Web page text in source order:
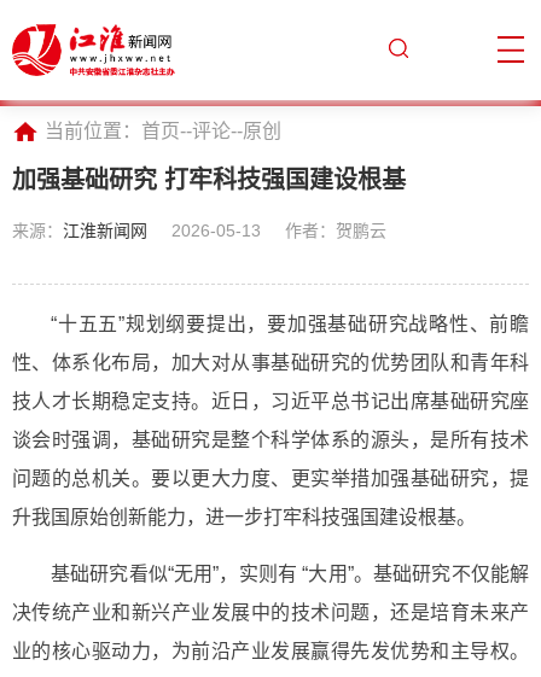
当前位置： 首页--评论--原创
加强基础研究 打牢科技强国建设根基
来源： 江淮新闻网 2026-05-13 作者：贺鹏云
“十五五”规划纲要提出，要加强基础研究战略性、前瞻
性、体系化布局，加大对从事基础研究的优势团队和青年科
技人才长期稳定支持。近日，习近平总书记出席基础研究座
谈会时强调，基础研究是整个科学体系的源头，是所有技术
问题的总机关。要以更大力度、更实举措加强基础研究，提
升我国原始创新能力，进一步打牢科技强国建设根基。
基础研究看似“无用”，实则有 “大用”。基础研究不仅能解
决传统产业和新兴产业发展中的技术问题，还是培育未来产
业的核心驱动力，为前沿产业发展赢得先发优势和主导权。